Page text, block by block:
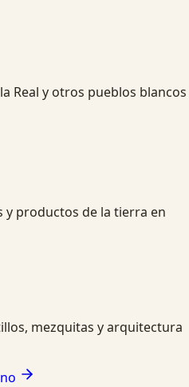
Real y otros pueblos blancos
y productos de la tierra en
mezquitas y arquitectura